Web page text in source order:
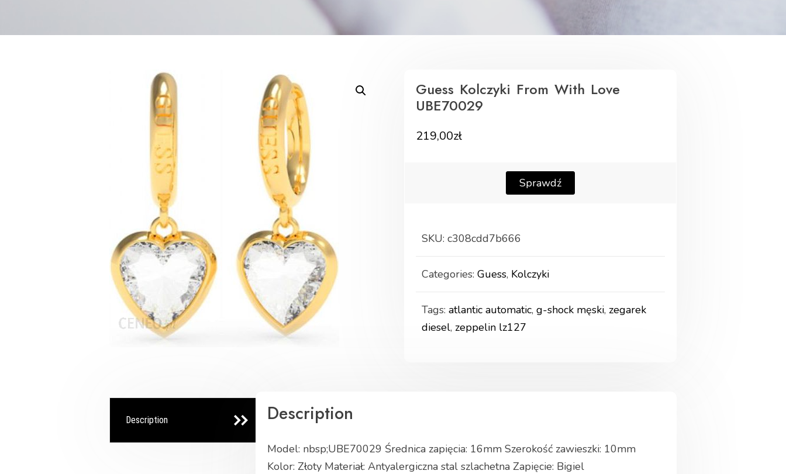
Guess Kolczyki From With Love
UBE70029
219,00zł
Sprawdź
SKU:c308cdd7b666
Categories:Guess, Kolczyki
Tags:atlantic automatic,g-shock męski, zegarek
diesel, zeppelin lz127
Description Description
Model: nbsp;UBE70029 Średnica zapięcia: 16mm Szerokość zawieszki: 10mm
Kolor: Złoty Materiał: Antyalergiczna stal szlachetna Zapięcie: Bigiel